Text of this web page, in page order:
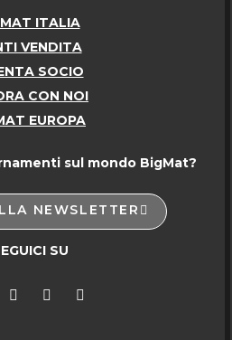
ITALIA
VENDITA
SOCIO
CON NOI
EUROPA
sul mondo BigMat?
NEWSLETTER
SU